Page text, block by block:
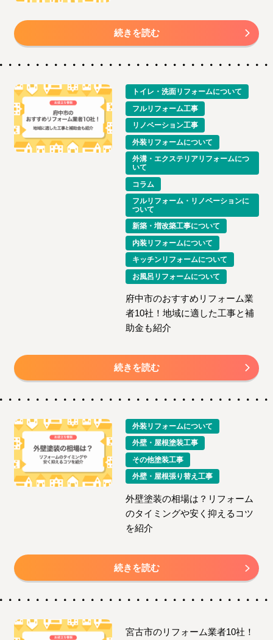
続きを読む
トイレ・洗面リフォームについて
フルリフォーム工事
リノベーション工事
外装リフォームについて
外溝・エクステリアリフォームにつ
いて
コラム
フルリフォーム・リノベーションに
ついて
新築・増改築工事について
内装リフォームについて
キッチンリフォームについて
お風呂リフォームについて
府中市のおすすめリフォーム業
者10社！地域に適した工事と補
助金も紹介
続きを読む
外装リフォームについて
外壁・屋根塗装工事
その他塗装工事
外壁・屋根張り替え工事
外壁塗装の相場は？リフォーム
のタイミングや安く抑えるコツ
を紹介
続きを読む
宮古市のリフォーム業者10社！